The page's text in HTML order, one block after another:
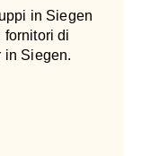
in Siegen
di
in Siegen.